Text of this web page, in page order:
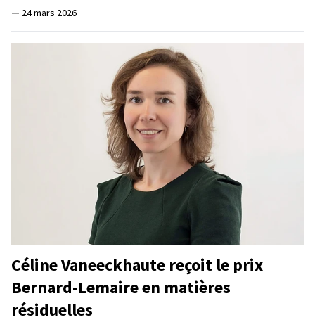
— 24 mars 2026
Céline Vaneeckhaute reçoit le prix
Bernard-Lemaire en matières
résiduelles